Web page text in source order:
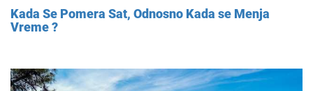
Kada Se Pomera Sat, Odnosno Kada se Menja
Vreme ?